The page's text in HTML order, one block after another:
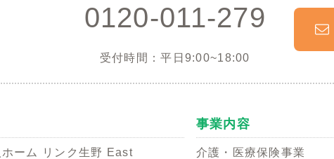
0120-011-279
受付時間：平日9:00~18:00
ーム リンク生野 East
事業内容
介護・医療保険事業